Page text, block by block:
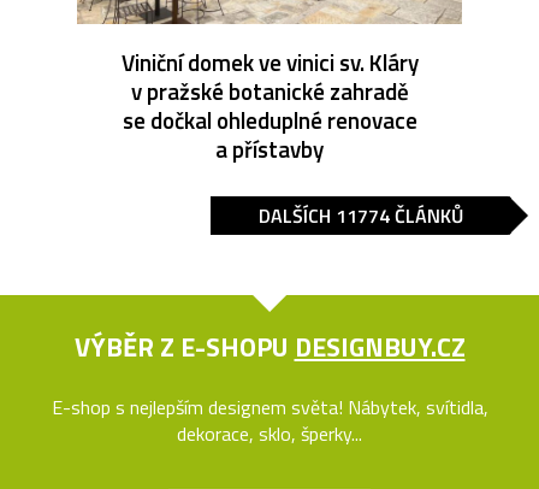
Viniční domek ve vinici sv. Kláry
v pražské botanické zahradě
se dočkal ohleduplné renovace
a přístavby
DALŠÍCH 11774 ČLÁNKŮ
VÝBĚR Z E-SHOPU DESIGNBUY.CZ
E-shop s nejlepším designem světa! Nábytek, svítidla,
dekorace, sklo, šperky...